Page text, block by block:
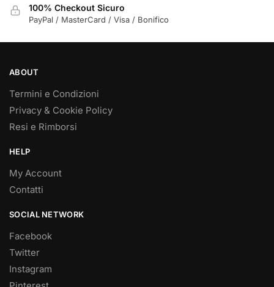
100% Checkout Sicuro
PayPal / MasterCard / Visa / Bonifico
ABOUT
Termini e Condizioni
Privacy & Cookie Policy
Resi e Rimborsi
HELP
My Account
Contatti
SOCIAL NETWORK
Facebook
Twitter
Instagram